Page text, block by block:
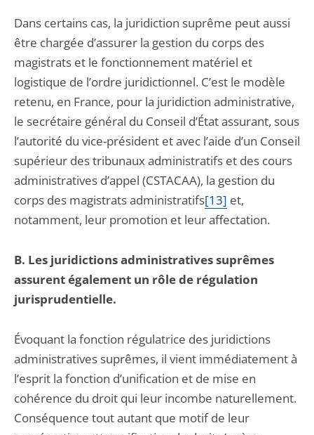
Dans certains cas, la juridiction suprême peut aussi
être chargée d’assurer la gestion du corps des
magistrats et le fonctionnement matériel et
logistique de l’ordre juridictionnel. C’est le modèle
retenu, en France, pour la juridiction administrative,
le secrétaire général du Conseil d’État assurant, sous
l’autorité du vice-président et avec l’aide d’un Conseil
supérieur des tribunaux administratifs et des cours
administratives d’appel (CSTACAA), la gestion du
corps des magistrats administratifs[13] et,
notamment, leur promotion et leur affectation.
B. Les juridictions administratives suprêmes
assurent également un rôle de régulation
jurisprudentielle.
Évoquant la fonction régulatrice des juridictions
administratives suprêmes, il vient immédiatement à
l’esprit la fonction d’unification et de mise en
cohérence du droit qui leur incombe naturellement.
Conséquence tout autant que motif de leur